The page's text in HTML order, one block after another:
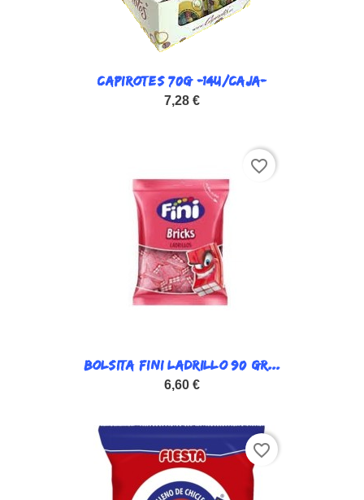
CAPIROTES 70G -14U/CAJA-
7,28 €
BOLSITA FINI LADRILLO 90 GR...
6,60 €
favorite_border
favorite_border